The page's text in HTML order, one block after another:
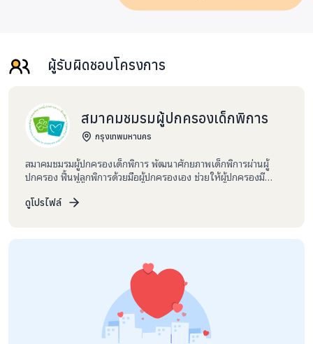
ป้องกัน
ดูแลการ
กิน
ป้อนอาหาร
9
การจัดท่า
ป้องกัน
การจัด
2/3
ย้ายและ
การพยุง
Body
mechanics,
transfer
ผู้รับผิดชอบโครงการ
สมาคมชมรมผู้ปกครองเด็กพิการ
กรุงเทพมหานคร
สมาคมชมรมผู้ปกครองเด็กพิการ พัฒนาศักยภาพเด็กพิการผ่านผู้
ปกครอง ฟื้นฟูลูกพิการด้วยมือผู้ปกครองเอง ช่วยให้ผู้ปกครองมี
ความพิการของลูก สร้างเสริมการเรียนรู้และแลกเปลี่ยนประสบการณ์
อย่างต่อเนื่อง โดยมีชมรมฯ เป็นศูนย์กลาง และมีเครือข่ายศูนย์การ
เรียนรู้ฟื้นฟูเด็กพิการโดยครอบครัว กระจายอยู่ในกรุงเทพและ
ปริมณฑล ปัจจุบันมี 6 ศูนย์ ให้กำลังใจกันและช่วยเหลือกันในการที่
จะฟื้นฟูลูกด้วยตัวเอง เป็นสังคมใหม่ของกลุ่มครอบครัวเด็กพิการที่มี
ความรู้สึกใกล้เคียงกัน หาทางออกให้กับลูกพิการและครอบครัวของ
เด็กพิการเพื่อคุณภาพชีวิตและสุขภาวะที่ดีขึ้น จนกระทั้ง ในปี พ.ศ.
ดูโปรไฟล์